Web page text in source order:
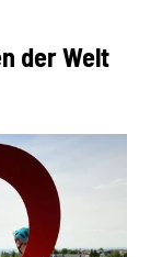
der Welt